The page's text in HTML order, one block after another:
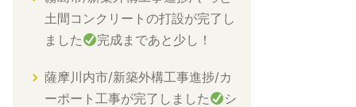
土間コンクリートの打設が完了し
ました
完成まであと少し！
薩摩川内市/新築外構工事進捗/カ
ーポート工事が完了しました
シ